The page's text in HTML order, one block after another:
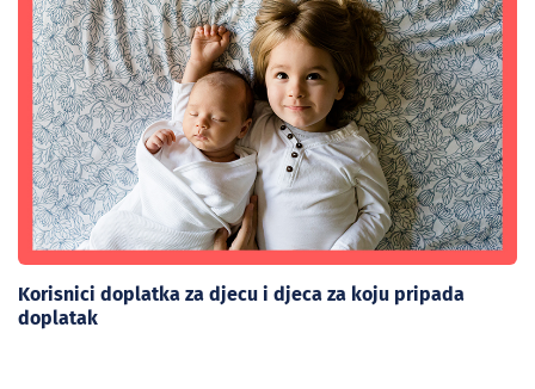
Korisnici doplatka za djecu i djeca za koju pripada
doplatak